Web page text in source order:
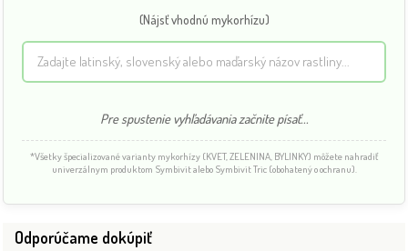
(Nájsť vhodnú mykorhízu)
Pre spustenie vyhľadávania začnite písať...
*Všetky špecializované varianty mykorhízy (KVET, ZELENINA, BYLINKY) môžete nahradiť
univerzálnym produktom Symbivit alebo Symbivit Tric (obohatený o ochranu).
Odporúčame dokúpiť